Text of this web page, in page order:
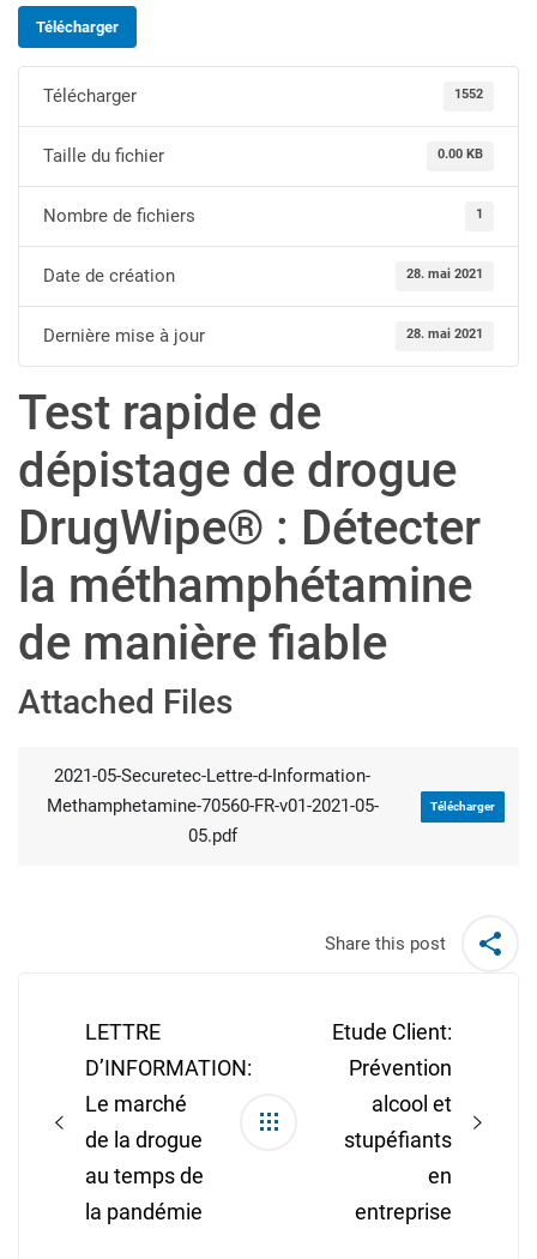
Télécharger
Télécharger 1552
Taille du fichier 0.00 KB
Nombre de fichiers 1
Date de création 28. mai 2021
Dernière mise à jour 28. mai 2021
Test rapide de
dépistage de drogue
DrugWipe® : Détecter
la méthamphétamine
de manière fiable
Attached Files
2021-05-Securetec-Lettre-d-Information-
Methamphetamine-70560-FR-v01-2021-05-
05.pdf
Télécharger
Share this post
LETTRE
D’INFORMATION:
Le marché
de la drogue
au temps de
la pandémie
Etude Client:
Prévention
alcool et
stupéfiants
en
entreprise